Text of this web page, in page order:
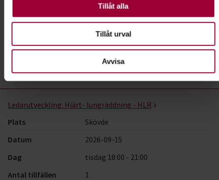
Tillåt alla
Tillåt urval
Avvisa
Datum
2026-09-10
torsdag 18:00 - 21:00
Antal tillfällen
1
Ledarutveckling: Hjärt- lungräddning - HLR
Plats
Skövde
Datum
2026-09-15
Dag
tisdag 18:00 - 21:00
Antal tillfällen
1